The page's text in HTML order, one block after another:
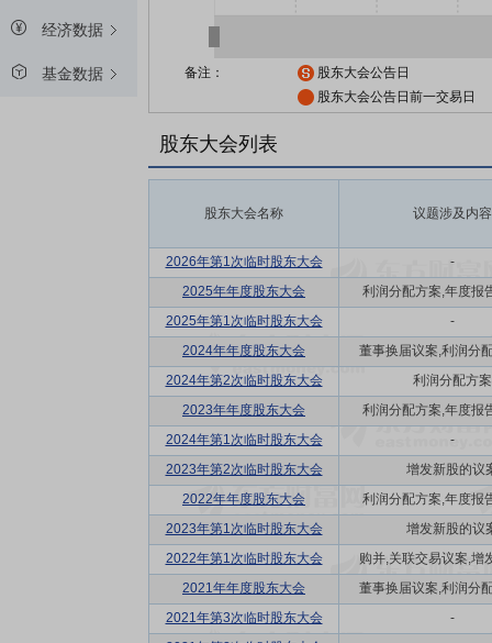
经济数据
基金数据 备注：
股东大会公告日
股东大会公告日前一交易日
股东大会列表
股东大会名称 议题涉及内容
2026年第1次临时股东大会
-
2025年年度股东大会
利润分配方案,年度报
2025年第1次临时股东大会
-
2024年年度股东大会
董事换届议案,利润分
2024年第2次临时股东大会
利润分配方案
2023年年度股东大会
利润分配方案,年度报
2024年第1次临时股东大会
-
2023年第2次临时股东大会
增发新股的议
2022年年度股东大会
利润分配方案,年度报
2023年第1次临时股东大会
增发新股的议
2022年第1次临时股东大会
购并,关联交易议案,增
2021年年度股东大会
董事换届议案,利润分
2021年第3次临时股东大会
-